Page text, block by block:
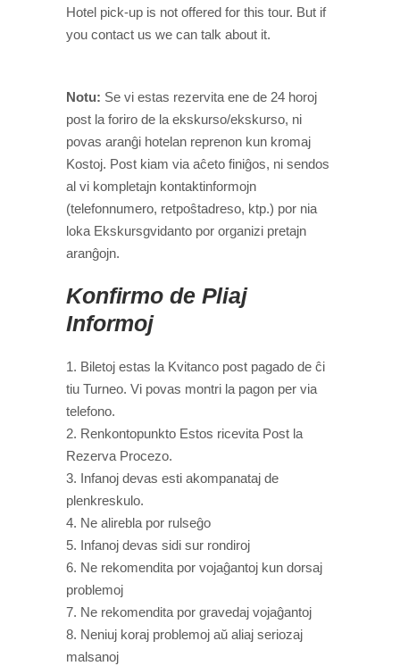
Hotel pick-up is not offered for this tour. But if
you contact us we can talk about it.
Notu: Se vi estas rezervita ene de 24 horoj
post la foriro de la ekskurso/ekskurso, ni
povas aranĝi hotelan reprenon kun kromaj
Kostoj. Post kiam via aĉeto finiĝos, ni sendos
al vi kompletajn kontaktinformojn
(telefonnumero, retpoŝtadreso, ktp.) por nia
loka Ekskursgvidanto por organizi pretajn
aranĝojn.
Konfirmo de Pliaj
Informoj
Biletoj estas la Kvitanco post pagado de ĉi
tiu Turneo. Vi povas montri la pagon per via
telefono.
Renkontopunkto Estos ricevita Post la
Rezerva Procezo.
Infanoj devas esti akompanataj de
plenkreskulo.
Ne alirebla por rulseĝo
Infanoj devas sidi sur rondiroj
Ne rekomendita por vojaĝantoj kun dorsaj
problemoj
Ne rekomendita por gravedaj vojaĝantoj
Neniuj koraj problemoj aŭ aliaj seriozaj
malsanoj